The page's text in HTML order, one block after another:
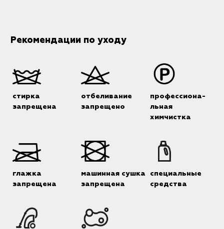
Рекомендации по уходу
стирка
запрещена
отбеливание
запрещено
профессиона-
льная
химчистка
глажка
запрещена
машинная сушка
запрещена
специальные
средства